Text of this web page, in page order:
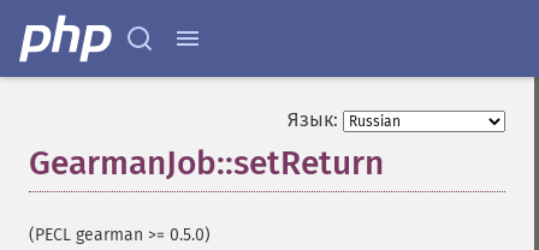
Язык:
GearmanJob::setReturn
(PECL gearman >= 0.5.0)